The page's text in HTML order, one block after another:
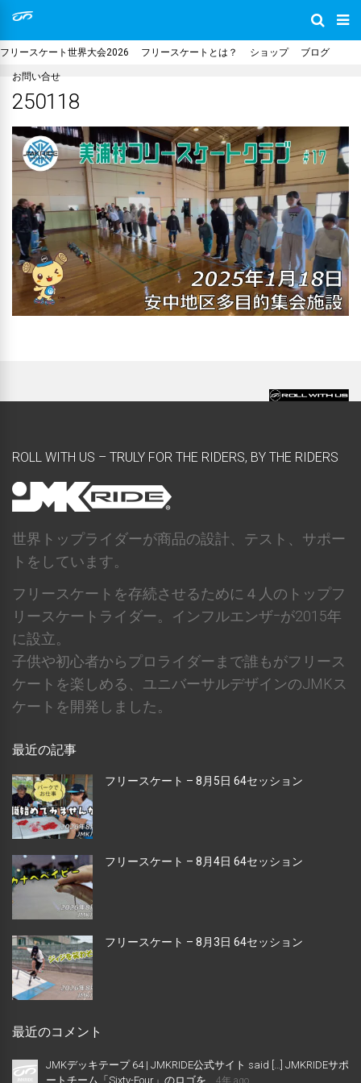
フリースケート世界大会2026 フリースケートとは？ ショップ ブログ
お問い合せ
250118
ROLL WITH US – TRULY FOR THE RIDERS, BY THE RIDERS
世界トップライダーが商品の設計、テスト、サポー
トをしています。
フリースケートを存続させるために４人のトップフ
リースケートライダー。インフルエンザｰが2015年
に設立。
子供や初心者からプロライダーまで誰もがフリース
ケートを楽しめる、ユニバーサルデザインのJMKス
ケートを開発しました。
最近の記事
フリースケート – 8月5日 64セッション
フリースケート – 8月4日 64セッション
フリースケート – 8月3日 64セッション
最近のコメント
JMKデッキテープ 64 | JMKRIDE公式サイト said […] JMKRIDEサポ
ートチーム「Sixty-Four」のロゴを...
4年 ago